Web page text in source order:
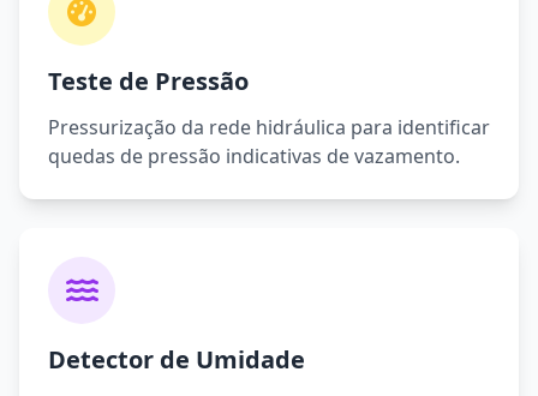
Teste de Pressão
Pressurização da rede hidráulica para identificar
quedas de pressão indicativas de vazamento.
Detector de Umidade